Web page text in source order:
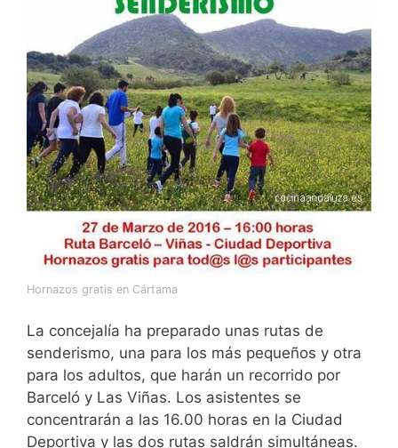
Hornazos gratis en Cártama
La concejalía ha preparado unas rutas de
senderismo, una para los más pequeños y otra
para los adultos, que harán un recorrido por
Barceló y Las Viñas. Los asistentes se
concentrarán a las 16.00 horas en la Ciudad
Deportiva y las dos rutas saldrán simultáneas.